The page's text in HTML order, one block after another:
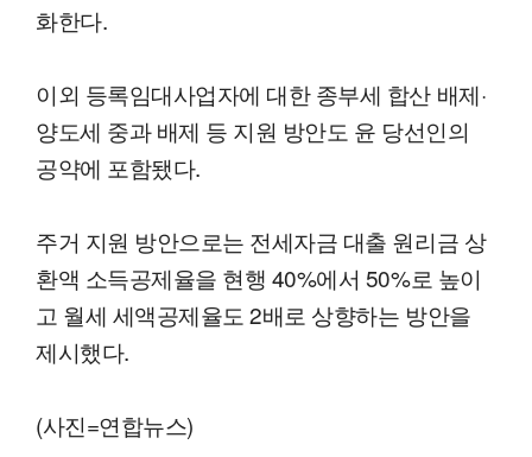
화한다.
이외 등록임대사업자에 대한 종부세 합산 배제·
양도세 중과 배제 등 지원 방안도 윤 당선인의
공약에 포함됐다.
주거 지원 방안으로는 전세자금 대출 원리금 상
환액 소득공제율을 현행 40%에서 50%로 높이
고 월세 세액공제율도 2배로 상향하는 방안을
제시했다.
(사진=연합뉴스)